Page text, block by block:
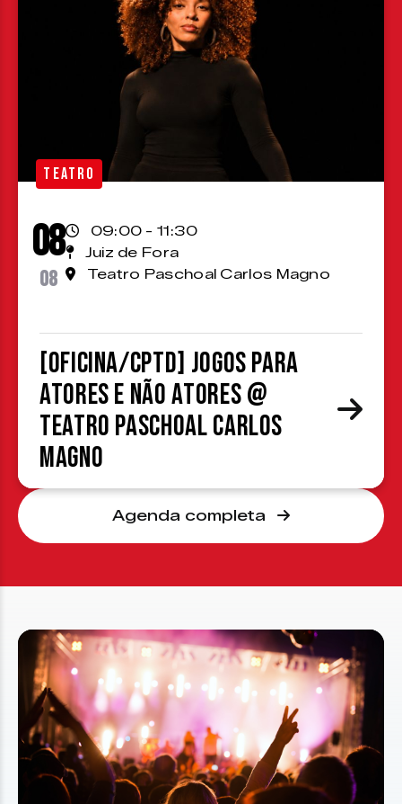
TEATRO
08
08
09:00 - 11:30
Juiz de Fora
Teatro Paschoal Carlos Magno
[OFICINA/CPTD] Jogos para
atores e não atores @
Teatro Paschoal Carlos
Magno
Agenda completa